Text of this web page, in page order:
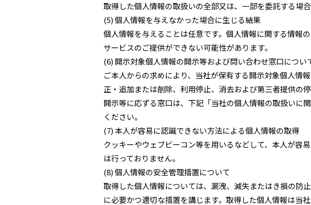
取得した個人情報の取扱いの全部又は、一部を委託する場合
(5) 個人情報を与えなかった場合に生じる結果
個人情報を与えることは任意です。個人情報に関する情報
サービスのご提供ができない可能性があります。
(6) 開示対象個人情報の開示等および問い合わせ窓口につい
ご本人からの求めにより、当社が保有する開示対象個人情
正・追加または削除、利用停止、消去および第三者提供の
開示等に応ずる窓口は、下記「当社の個人情報の取扱いに
ください。
(7) 本人が容易に認識できない方法による個人情報の取得
クッキーやウェブビーコン等を用いるなどして、本人が容
は行っておりません。
(8) 個人情報の安全管理措置について
取得した個人情報については、漏洩、減失またはき損の防
に必要かつ適切な措置を講じます。取得した個人情報は当